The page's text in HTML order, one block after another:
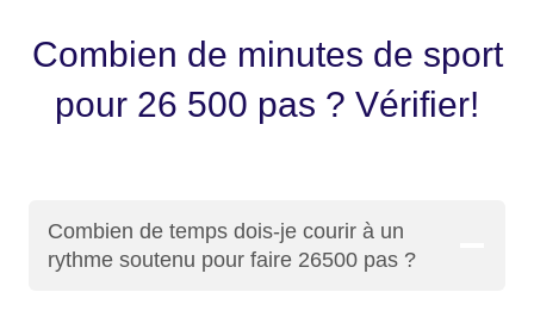
Combien de minutes de sport
pour 26 500 pas ? Vérifier!
Combien de temps dois-je courir à un
rythme soutenu pour faire 26500 pas ?